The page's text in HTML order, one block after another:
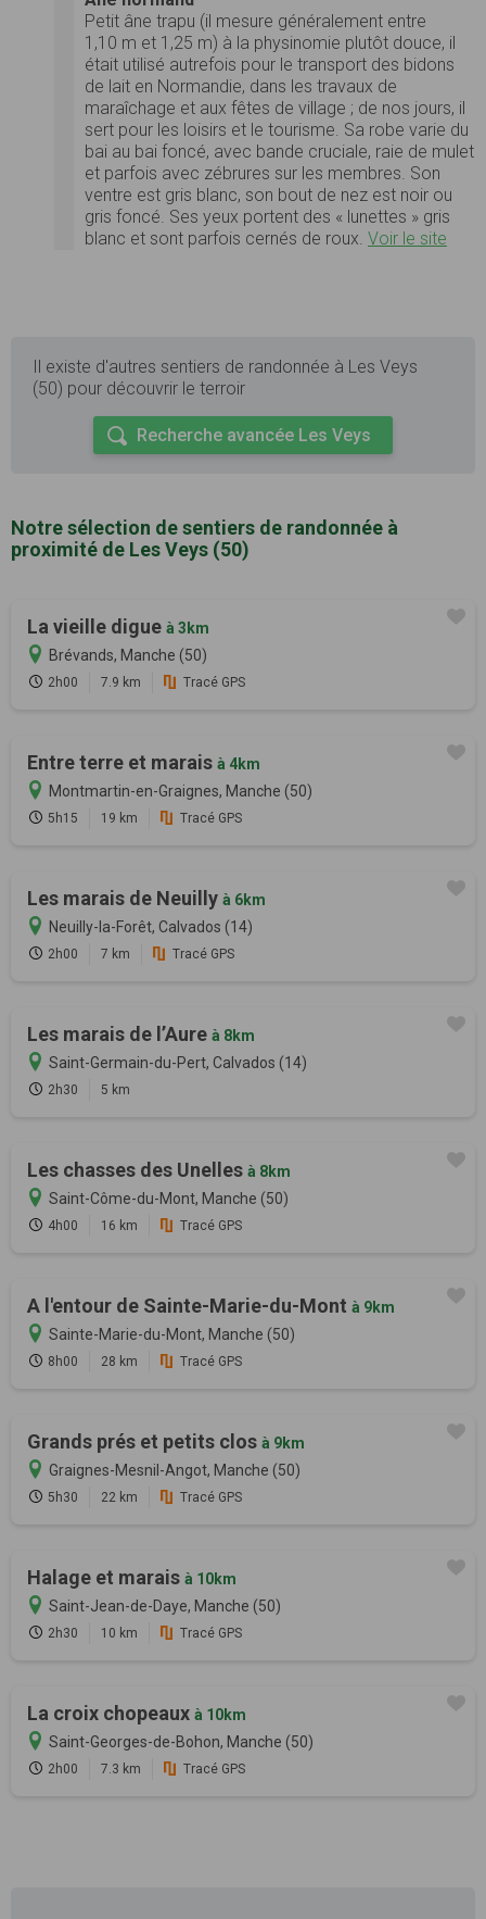
Petit âne trapu (il mesure généralement entre
1,10 m et 1,25 m) à la physinomie plutôt douce, il
était utilisé autrefois pour le transport des bidons
de lait en Normandie, dans les travaux de
maraîchage et aux fêtes de village ; de nos jours, il
sert pour les loisirs et le tourisme. Sa robe varie du
bai au bai foncé, avec bande cruciale, raie de mulet
et parfois avec zébrures sur les membres. Son
ventre est gris blanc, son bout de nez est noir ou
gris foncé. Ses yeux portent des « lunettes » gris
blanc et sont parfois cernés de roux. Voir le site
Il existe d'autres sentiers de randonnée à Les Veys
(50) pour découvrir le terroir
Recherche avancée Les Veys
Notre sélection de sentiers de randonnée à
proximité de Les Veys (50)
La vieille digue à 3km
Brévands, Manche (50)
2h00 7.9 km Tracé GPS
Entre terre et marais à 4km
Montmartin-en-Graignes, Manche (50)
5h15 19 km Tracé GPS
Les marais de Neuilly à 6km
Neuilly-la-Forêt, Calvados (14)
2h00 7 km Tracé GPS
Les marais de l’Aure à 8km
Saint-Germain-du-Pert, Calvados (14)
2h30 5 km
Les chasses des Unelles à 8km
Saint-Côme-du-Mont, Manche (50)
4h00 16 km Tracé GPS
A l'entour de Sainte-Marie-du-Mont à 9km
Sainte-Marie-du-Mont, Manche (50)
8h00 28 km Tracé GPS
Grands prés et petits clos à 9km
Graignes-Mesnil-Angot, Manche (50)
5h30 22 km Tracé GPS
Halage et marais à 10km
Saint-Jean-de-Daye, Manche (50)
2h30 10 km Tracé GPS
La croix chopeaux à 10km
Saint-Georges-de-Bohon, Manche (50)
2h00 7.3 km Tracé GPS